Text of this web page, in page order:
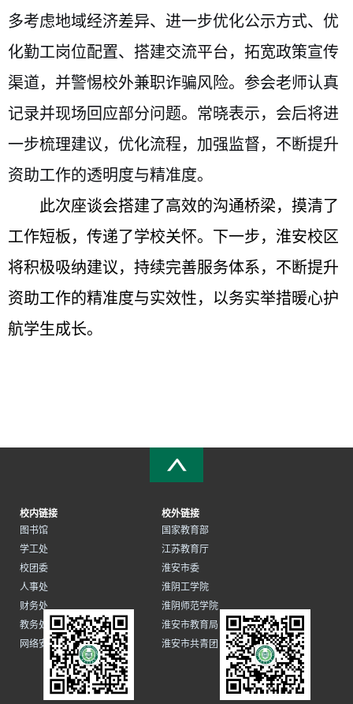
多考虑地域经济差异、进一步优化公示方式、优
化勤工岗位配置、 搭建交流平台，拓宽政策宣传
渠道，并警惕校外兼职诈骗风险。参会老师认真
记录并现场回应部分问题。常晓表示，会后将进
一步梳理建议，优化流程，加强监督，不断提升
资助工作的透明度与精准度。
此次座谈会搭建了高效的沟通桥梁，摸清了
工作短板，传递了学校关怀。下一步，淮安校区
将积极吸纳建议，持续完善服务体系，不断提升
资助工作的精准度与实效性，以务实举措暖心护
航学生成长。
校内链接
图书馆
学工处
校团委
人事处
财务处
教务处
网络安全和信息化办公室
校外链接
国家教育部
江苏教育厅
淮安市委
淮阴工学院
淮阴师范学院
淮安市教育局
淮安市共青团